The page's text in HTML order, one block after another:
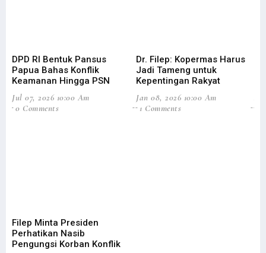
DPD RI Bentuk Pansus
Papua Bahas Konflik
Keamanan Hingga PSN
Jul 07, 2026 10:00 Am
0 Comments
Dr. Filep: Kopermas Harus
Jadi Tameng untuk
Kepentingan Rakyat
Jan 08, 2026 10:00 Am
1 Comments
Filep Minta Presiden
Perhatikan Nasib
Pengungsi Korban Konflik